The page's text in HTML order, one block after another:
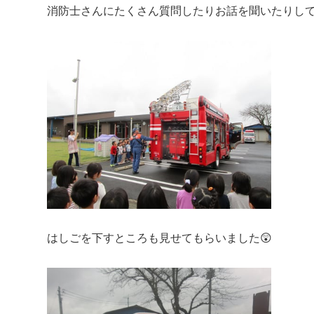
消防士さんにたくさん質問したりお話を聞いたりし
はしごを下すところも見せてもらいました😲